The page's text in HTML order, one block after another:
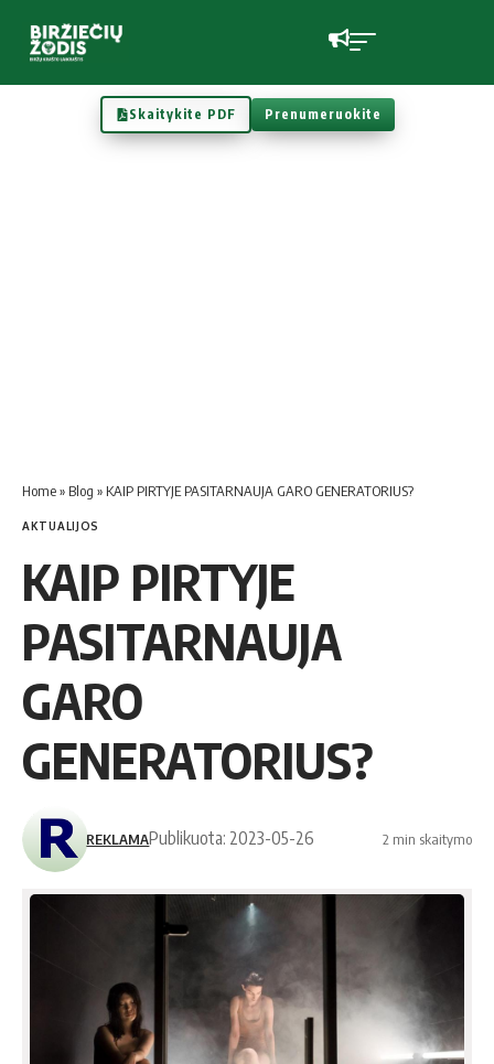
Skaitykite PDF Prenumeruokite
Home» Blog » KAIP PIRTYJE PASITARNAUJA GARO GENERATORIUS?
AKTUALIJOS
KAIP PIRTYJE
PASITARNAUJA
GARO
GENERATORIUS?
REKLAMAPublikuota: 2023-05-26 2 min skaitymo